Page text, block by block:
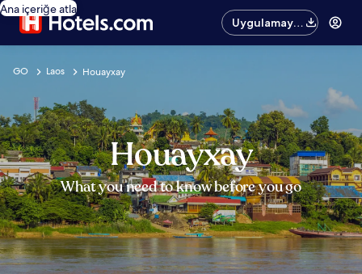
Ana içeriğe atla
Uygulamayı
edinin
GO Laos Houayxay
Houayxay
What you need to know before you go